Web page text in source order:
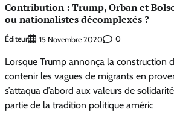
Contribution : Trump, Orban et
ou nationalistes décomplexés ?
Éditeur 15 Novembre 2020 0
Lorsque Trump annonça la construction
contenir les vagues de migrants en
s’attaqua d’abord aux valeurs de
partie de la tradition politique améric